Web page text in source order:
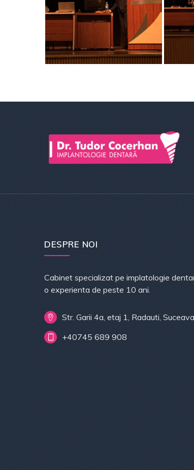
DESPRE NOI
Cabinet specializat pe implatologie
o experienta de peste 10 ani.
Str. Garii 4a, etaj 1, Radauti, Suceava
+40745 689 908